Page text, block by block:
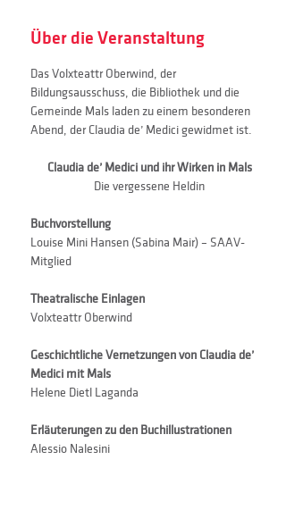
Über die Veranstaltung
Das Volxteattr Oberwind, der
Bildungsausschuss, die Bibliothek und die
Gemeinde Mals laden zu einem besonderen
Abend, der Claudia de’ Medici gewidmet ist.
Claudia de’ Medici und ihr Wirken in Mals
Die vergessene Heldin
Buchvorstellung
Louise Mini Hansen (Sabina Mair) – SAAV-
Mitglied
Theatralische Einlagen
Volxteattr Oberwind
Geschichtliche Vernetzungen von Claudia de’
Medici mit Mals
Helene Dietl Laganda
Erläuterungen zu den Buchillustrationen
Alessio Nalesini